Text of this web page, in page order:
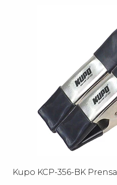
Kupo KCP-356-BK